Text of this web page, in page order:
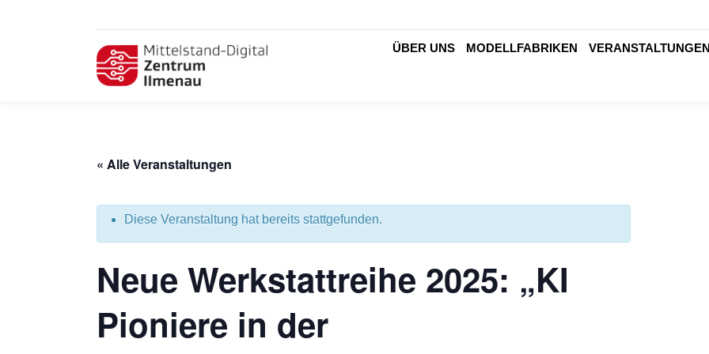
ÜBER UNS MODELLFABRIKEN VERANSTALTUNGEN
« Alle Veranstaltungen
Diese Veranstaltung hat bereits stattgefunden.
Neue Werkstattreihe 2025: „KI
Pioniere in der